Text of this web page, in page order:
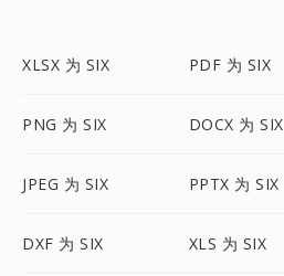
XLSX 为 SIX PDF 为 SIX
PNG 为 SIX DOCX 为 SIX
JPEG 为 SIX PPTX 为 SIX
DXF 为 SIX XLS 为 SIX